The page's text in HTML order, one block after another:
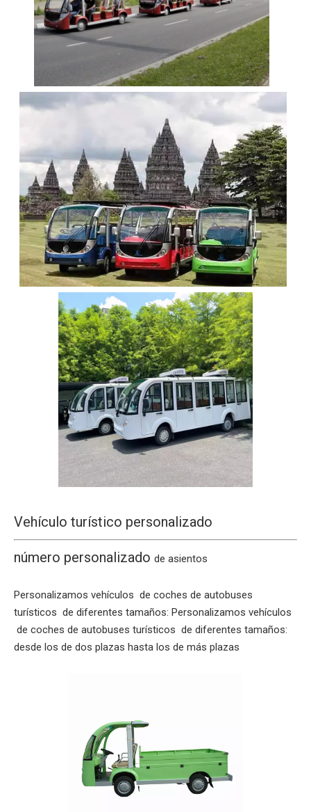
Vehículo turístico personalizado
número personalizado de asientos
Personalizamos vehículos de coches de autobuses
turísticos de diferentes tamaños: Personalizamos vehículos
de coches de autobuses turísticos de diferentes tamaños:
desde los de dos plazas hasta los de más plazas